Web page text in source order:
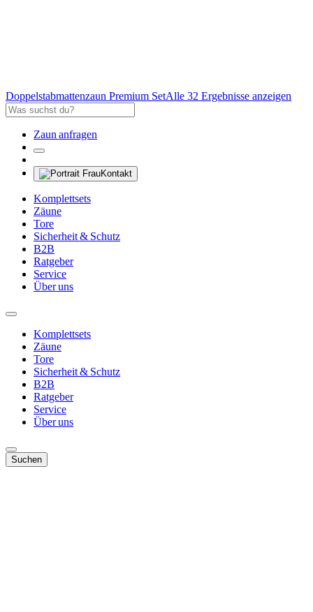
Doppelstabmattenzaun Premium SetAlle 32 Ergebnisse anzeigen
Zaun anfragen
Kontakt
Komplettsets
Zäune
Tore
Sicherheit & Schutz
B2B
Ratgeber
Service
Über uns
Komplettsets
Zäune
Tore
Sicherheit & Schutz
B2B
Ratgeber
Service
Über uns
Suchen